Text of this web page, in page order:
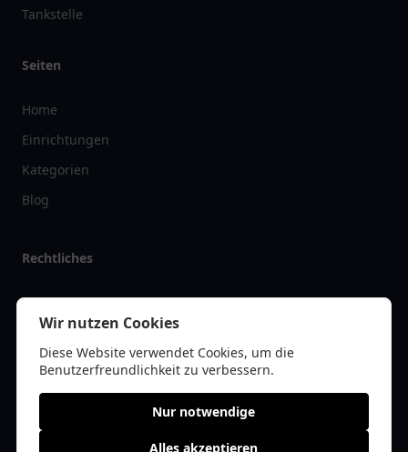
Tankstelle
Seiten
Home
Einrichtungen
Kategorien
Blog
Rechtliches
Impressum
Datenschutz
Kontakt
Wir nutzen Cookies
Diese Website verwendet Cookies, um die
Benutzerfreundlichkeit zu verbessern.
Nur notwendige
Alles akzeptieren